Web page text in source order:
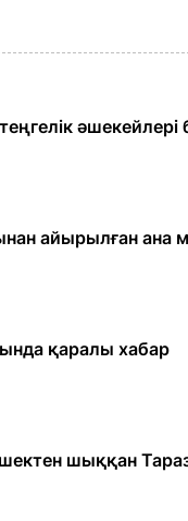
әшекейлері
айырылған ана
қаралы хабар
шыққан